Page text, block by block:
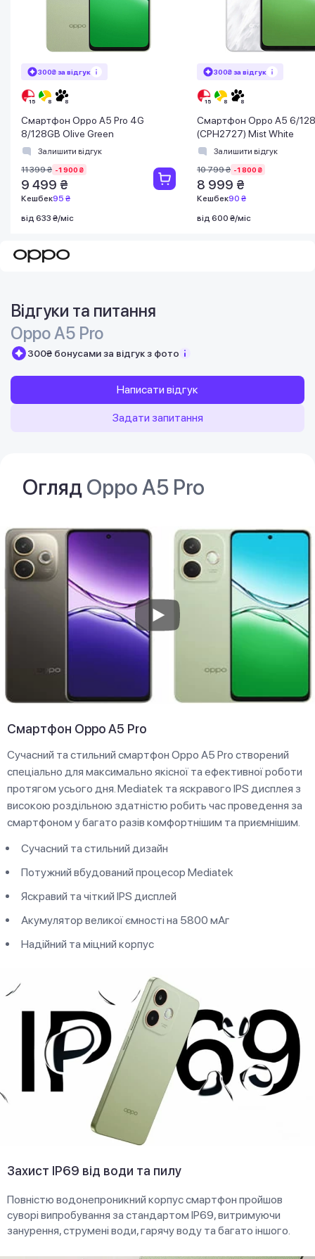
300₴ за відгук
Смартфон Oppo A5 Pro 4G
8/128GB Olive Green
Залишити відгук
11 399 ₴ -1 900 ₴
9 499 ₴
Кешбек95 ₴
від 633 ₴/міс
300₴ за відгук
Смартфон Oppo A5 6/
(CPH2727) Mist White
Залишити відгук
10 799 ₴ -1 800 ₴
8 999 ₴
Кешбек90 ₴
від 600 ₴/міс
Відгуки та питання
Oppo A5 Pro
300₴ бонусами за відгук з фото
Написати відгук
Задати запитання
ОглядOppo A5 Pro
Смартфон Oppo A5 Pro
Сучасний та стильний смартфон Oppo A5 Pro створений
спеціально для максимально якісної та ефективної роботи
протягом усього дня. Mediatek та яскравого IPS дисплея з
високою роздільною здатністю робить час проведення за
смартфоном у багато разів комфортнішим та приємнішим.
Сучасний та стильний дизайн
Потужний вбудований процесор Mediatek
Яскравий та чіткий IPS дисплей
Акумулятор великої ємності на 5800 мАг
Надійний та міцний корпус
Захист IP69 від води та пилу
Повністю водонепроникний корпус смартфон пройшов
суворі випробування за стандартом IP69, витримуючи
занурення, струмені води, гарячу воду та багато іншого.